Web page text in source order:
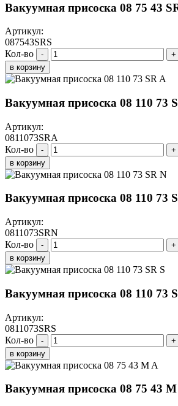
Вакуумная присоска 08 75 43
Артикул:
087543SRS
Кол-во
-
+
в корзину
Вакуумная присоска 08 110 73
Артикул:
0811073SRA
Кол-во
-
+
в корзину
Вакуумная присоска 08 110 73
Артикул:
0811073SRN
Кол-во
-
+
в корзину
Вакуумная присоска 08 110 73
Артикул:
0811073SRS
Кол-во
-
+
в корзину
Вакуумная присоска 08 75 43